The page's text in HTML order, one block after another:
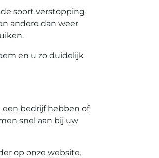
soort verstopping
andere dan weer
en u zo duidelijk
bedrijf hebben of
snel aan bij uw
op onze website.